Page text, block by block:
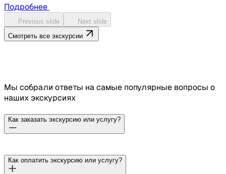
Подробнее
Previous slide
Next slide
Смотреть все экскурсии
Мы собрали ответы на самые популярные вопросы о
наших экскурсиях
Как заказать экскурсию или услугу?
Для оформления экскурсии выберите удобный способ
связи — WhatsApp, Telegram, Instagram или VK, и
Как оплатить экскурсию или услугу?